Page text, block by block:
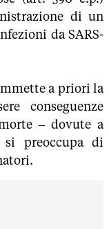
di un
da SARS-
a priori la
conseguenze
– dovute a
si preoccupa di